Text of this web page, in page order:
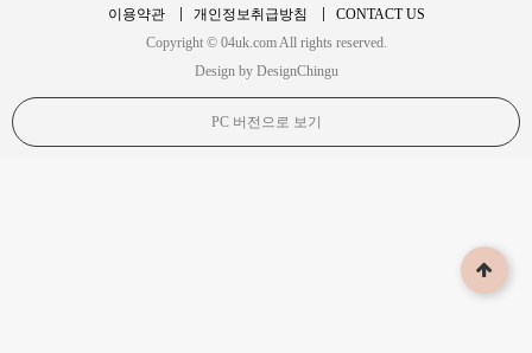
이용약관 개인정보취급방침
CONTACT US
Copyright © 04uk.com All rights reserved.
Design by DesignChingu
PC 버전으로 보기